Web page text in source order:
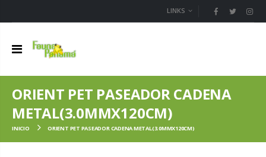
LINKS
ORIENT PET PASEADOR CADENA
METAL(3.0MMX120CM)
INICIO ORIENT PET PASEADOR CADENA METAL(3.0MMX120CM)